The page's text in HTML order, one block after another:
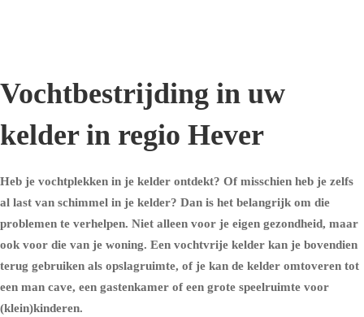
Vochtbestrijding in uw
kelder in regio Hever
Heb je vochtplekken in je kelder ontdekt? Of misschien heb je zelfs
al last van schimmel in je kelder? Dan is het belangrijk om die
problemen te verhelpen. Niet alleen voor je eigen gezondheid, maar
ook voor die van je woning. Een vochtvrije kelder kan je bovendien
terug gebruiken als opslagruimte, of je kan de kelder omtoveren tot
een man cave, een gastenkamer of een grote speelruimte voor
(klein)kinderen.